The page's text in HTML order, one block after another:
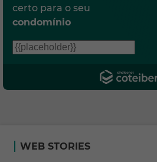
certo para o seu
condomínio
WEB STORIES